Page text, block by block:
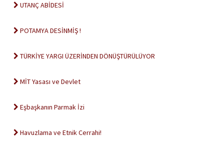
UTANÇ ABİDESİ
POTAMYA DESİNMİŞ !
TÜRKİYE YARGI ÜZERİNDEN DÖNÜŞTÜRÜLÜYOR
MİT Yasası ve Devlet
Eşbaşkanın Parmak İzi
Havuzlama ve Etnik Cerrahi!